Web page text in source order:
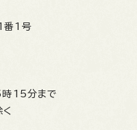
番1号
15分まで